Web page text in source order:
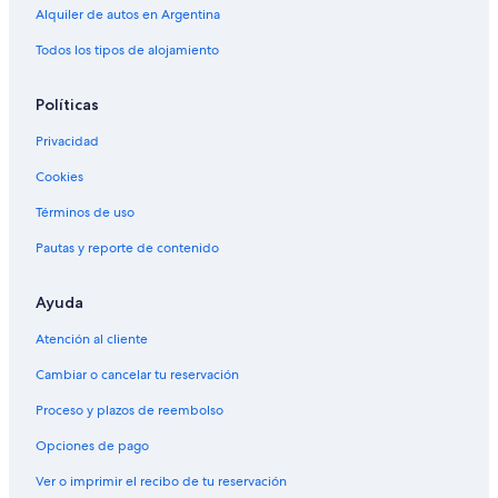
Alquiler de autos cerca de Liniers
Alquiler de autos cerca de Recoleta Mall
Alquiler de autos cerca de Colegiales
Alquiler de autos cerca de Retiro
Alquiler de autos cerca de Palermo
Alquiler de autos en Argentina
Todos los tipos de alojamiento
Políticas
Privacidad
Cookies
Términos de uso
Pautas y reporte de contenido
Ayuda
Atención al cliente
Cambiar o cancelar tu reservación
Proceso y plazos de reembolso
Opciones de pago
Ver o imprimir el recibo de tu reservación